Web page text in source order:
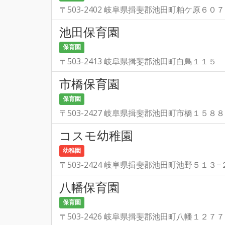
〒503-2402 岐阜県揖斐郡池田町粕ケ原６０７
池田保育園
保育園
〒503-2413 岐阜県揖斐郡池田町白鳥１１５
市橋保育園
保育園
〒503-2427 岐阜県揖斐郡池田町市橋１５８８
コスモ幼稚園
幼稚園
〒503-2424 岐阜県揖斐郡池田町池野５１３−
八幡保育園
保育園
〒503-2426 岐阜県揖斐郡池田町八幡１２７７